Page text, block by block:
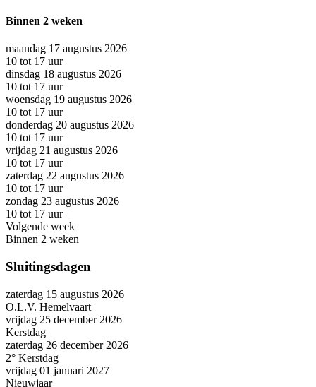
Binnen 2 weken
maandag 17 augustus 2026
10 tot 17 uur
dinsdag 18 augustus 2026
10 tot 17 uur
woensdag 19 augustus 2026
10 tot 17 uur
donderdag 20 augustus 2026
10 tot 17 uur
vrijdag 21 augustus 2026
10 tot 17 uur
zaterdag 22 augustus 2026
10 tot 17 uur
zondag 23 augustus 2026
10 tot 17 uur
Volgende week
Binnen 2 weken
Sluitingsdagen
zaterdag 15 augustus 2026
O.L.V. Hemelvaart
vrijdag 25 december 2026
Kerstdag
zaterdag 26 december 2026
2° Kerstdag
vrijdag 01 januari 2027
Nieuwjaar